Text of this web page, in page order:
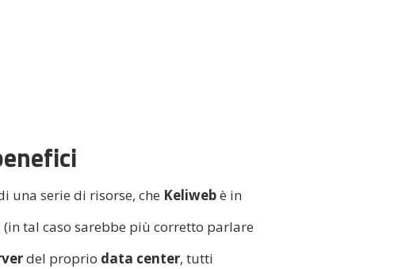
una serie di risorse, che Keliwebè in
(in tal caso sarebbe più corretto parlare
del proprio data center, tutti